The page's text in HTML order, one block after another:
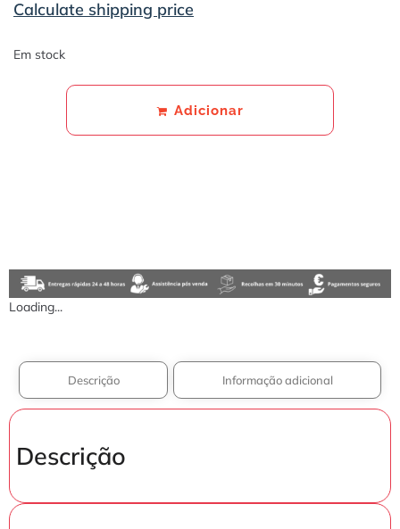
Calculate shipping price
Em stock
Adicionar
Loading...
Descrição Informação adicional
Descrição